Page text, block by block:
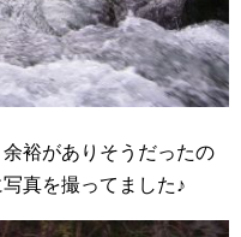
裕がありそうだったの
真を撮ってました♪